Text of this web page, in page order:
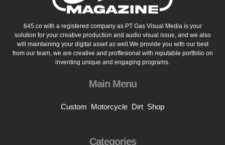
645.co with a registered company as PT Gas Visual Media is your
solution for your creative production and audio visual issue, and we also
will maintaining your digital asset as well.We provide you with our best
from our team, we are creative and proffesional with reputable portfolio on
inventing unique and engaging programs.
Main Menu
Custom Motorcycle Dirt Shop
Categories